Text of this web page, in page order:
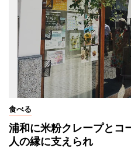
食べる
浦和に米粉クレープと
人の縁に支えられ